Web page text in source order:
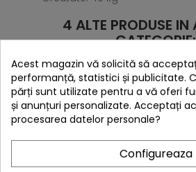
4 ALTE PRODUSE IN
CATEGORIE:
Livrare gratis
Acest magazin vă solicită să
performanță, statistici și publicitate.
părți sunt utilizate pentru a vă oferi
și anunțuri personalizate. Acceptați
procesarea datelor personale?
Configureaza